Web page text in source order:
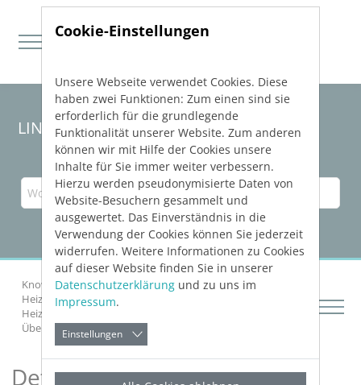
Direkt zur Hauptnavigation springen
Direkt zum Inhalt springen
LINEAR Solutions25für Revit
Knowledge Base Revit
Gebäude analysieren
Heizlast
Heizlastberechnung auf Basis der EN 12831-1 (2017)
Über die Transmission
Details zu "Transmission"
Details zu "Transmission"
Cookie-Einstellungen
Unsere Webseite verwendet Cookies. Diese
haben zwei Funktionen: Zum einen sind sie
erforderlich für die grundlegende
Funktionalität unserer Website. Zum anderen
können wir mit Hilfe der Cookies unsere
Inhalte für Sie immer weiter verbessern.
Hierzu werden pseudonymisierte Daten von
Website-Besuchern gesammelt und
ausgewertet. Das Einverständnis in die
Verwendung der Cookies können Sie jederzeit
widerrufen. Weitere Informationen zu Cookies
auf dieser Website finden Sie in unserer
Datenschutzerklärung und zu uns im
Impressum.
Einstellungen